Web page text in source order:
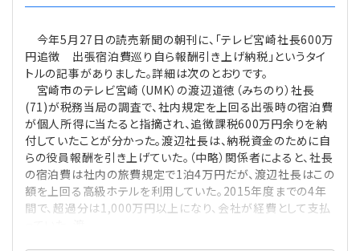
【連載】オピニオンリーダーのnote
【連載】会計相談室
【連載】公益法人運営実務の処方箋
【連載】公益法人会計検定試験一問一答
【連載】公益法人のための「新公益信託」活用戦略
【連載】シェアコモン200インタビュー
【連載】シェアコモン200 誌上相談室
【連載】実務と税務のポイント
【連載】事務局だよりPLUS
【連載】テーマで紐解く逆引きガイドライン
専門誌一覧
お問合せ
プライバシーポリシー
今年5月27日の読売新聞の朝刊に、「テレビ宮崎社⻑600万
円追徴 出張宿泊費巡り⾃ら報酬引き上げ納税」というタイ
トルの記事がありました。詳細は次のとおりです。
宮崎市のテレビ宮崎（UMK）の渡辺道徳（みちのり）社⻑
(71)が税務当局の調査で、社内規定を上回る出張時の宿泊費
が個⼈所得に当たると指摘され、追徴課税600万円余りを納
付していたことが分かった。渡辺社⻑は、納税資⾦のために⾃
らの役員報酬を引き上げていた。（中略）関係者によると、社長
の宿泊費は社内の旅費規定で1泊4万円だが、渡辺社長はこの
額を上回る高級ホテルを利用していた。2015年度までの4年
間で、超過分は1,000万円以上になり、会社が経費として支払